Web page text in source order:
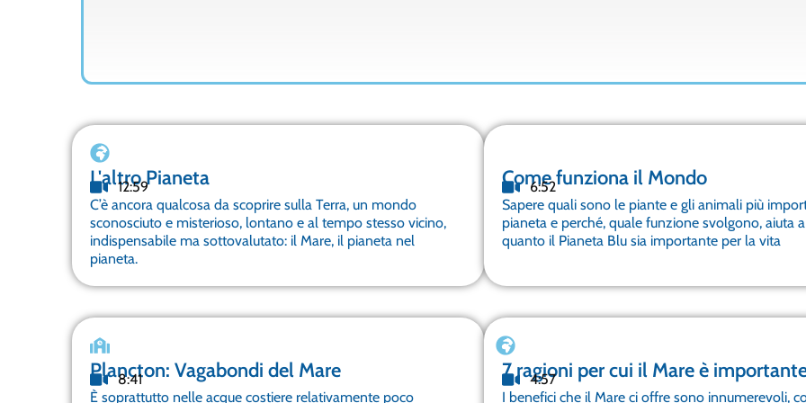
L'altro Pianeta
12:59
C’è ancora qualcosa da scoprire sulla Terra, un mondo
sconosciuto e misterioso, lontano e al tempo stesso vicino,
indispensabile ma sottovalutato: il Mare, il pianeta nel
pianeta.
Come funziona il Mondo
6:52
Sapere quali sono le piante e gli animali più
pianeta e perché, quale funzione svolgono, aiuta
quanto il Pianeta Blu sia importante per la vita
Plancton: Vagabondi del Mare
8:41
È soprattutto nelle acque costiere relativamente poco
7 ragioni per cui il Mare è
4:57
I benefici che il Mare ci offre sono innumerevoli,